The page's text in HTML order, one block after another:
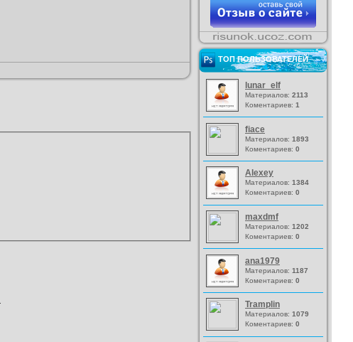
ТОП ПОЛЬЗОВАТЕЛЕЙ
lunar_elf
Материалов: 2113
Коментариев: 1
fiace
Материалов: 1893
Коментариев: 0
Alexey
Материалов: 1384
Коментариев: 0
maxdmf
Материалов: 1202
Коментариев: 0
ana1979
Материалов: 1187
Коментариев: 0
Tramplin
Материалов: 1079
Коментариев: 0